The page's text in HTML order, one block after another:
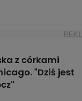
z córkami
"Dziś jest